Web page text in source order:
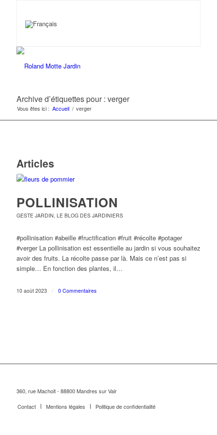
Archive d’étiquettes pour : verger
Vous êtes ici : Accueil / verger
Articles
POLLINISATION
GESTE JARDIN, LE BLOG DES JARDINIERS
#pollinisation #abeille #fructification #fruit #récolte #potager
#verger La pollinisation est essentielle au jardin si vous souhaitez
avoir des fruits. La récolte passe par là. Mais ce n’est pas si
simple… En fonction des plantes, il…
10 août 2023 / 0 Commentaires
360, rue Machoit - 88800 Mandres sur Vair
Contact
Mentions légales Politique de confidentialité